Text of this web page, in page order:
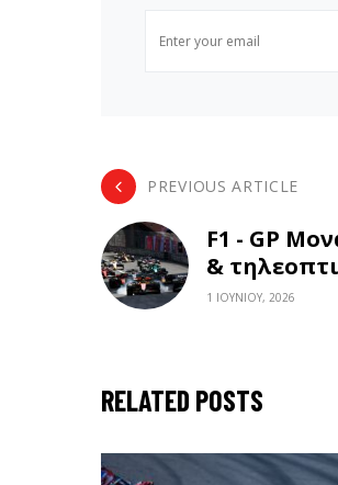
PREVIOUS ARTICLE
F1 - GP
&
1 ΙΟΥΝΊΟΥ, 2026
RELATED POSTS